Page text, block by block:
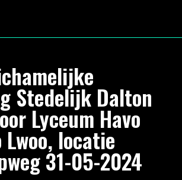
Stedelijk Dalton
Lyceum Havo
Lwoo, locatie
31-05-2024